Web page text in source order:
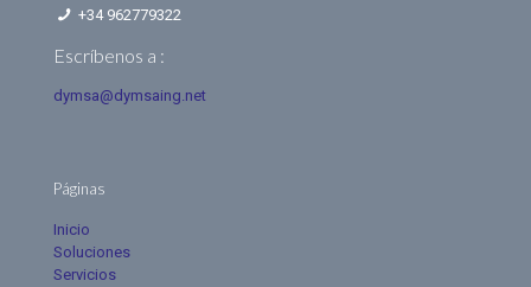
+34 962779322
Escríbenos a :
dymsa@dymsaing.net
Páginas
Inicio
Soluciones
Servicios